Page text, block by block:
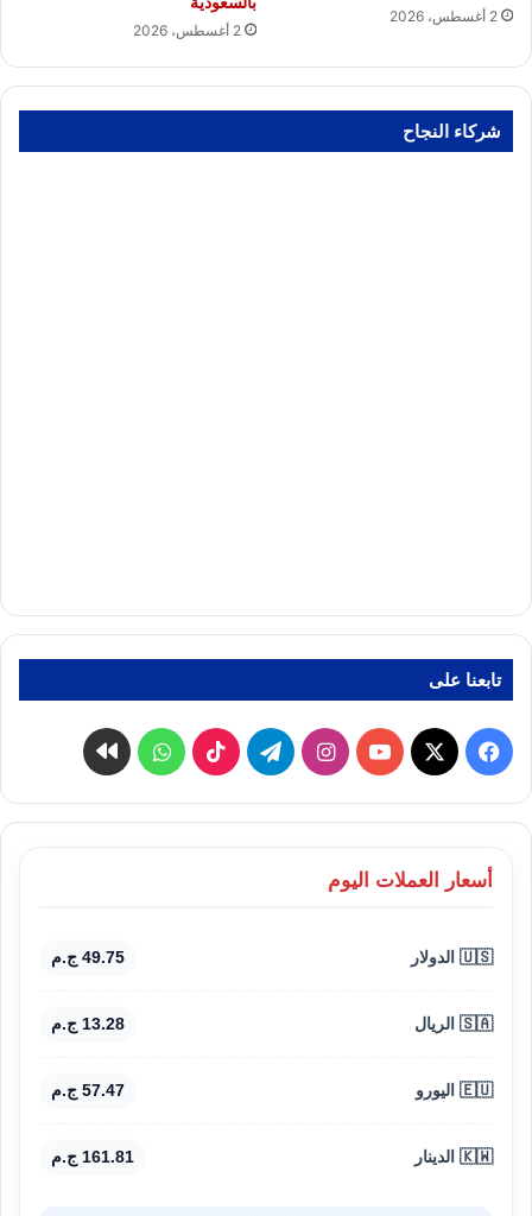
2 أغسطس، 2026
2 أغسطس، 2026
شركاء النجاح
تابعنا على
فيسبوك
‫X
‫YouTubeانستقرامتيلقرام ‫TikTokواتسابكواى
أسعار العملات اليوم
🇺🇸 الدولار 49.75 ج.م
🇸🇦 الريال 13.28 ج.م
🇪🇺 اليورو 57.47 ج.م
🇰🇼 الدينار 161.81 ج.م